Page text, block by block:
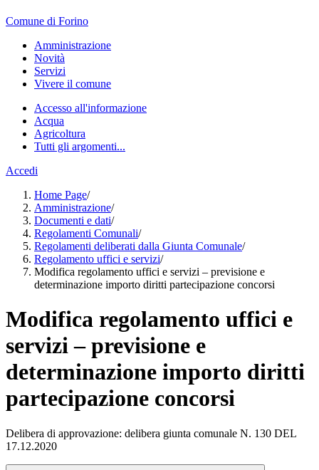
Comune di Forino
Amministrazione
Novità
Servizi
Vivere il comune
Accesso all'informazione
Acqua
Agricoltura
Tutti gli argomenti...
Accedi
Home Page/
Amministrazione/
Documenti e dati/
Regolamenti Comunali/
Regolamenti deliberati dalla Giunta Comunale/
Regolamento uffici e servizi/
Modifica regolamento uffici e servizi – previsione e
determinazione importo diritti partecipazione concorsi
Modifica regolamento uffici e
servizi – previsione e
determinazione importo diritti
partecipazione concorsi
Delibera di approvazione: delibera giunta comunale N. 130 DEL
17.12.2020